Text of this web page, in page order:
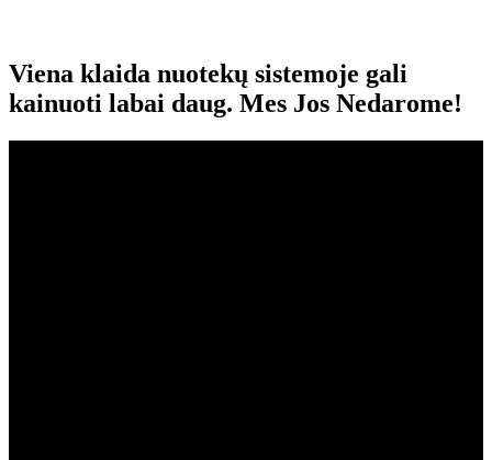
Viena klaida nuotekų sistemoje gali
kainuoti labai daug. Mes Jos Nedarome!